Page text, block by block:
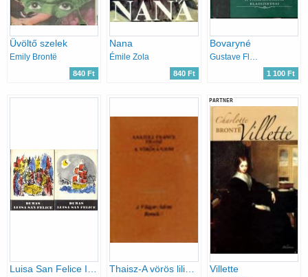
Üvöltő szelek
Emily Brontë
840 Ft
Nana
Émile Zola
840 Ft
Bovaryné
1 100 Ft
Luisa San Felice I-II. Thaisz-A vörös liliom
PARTNER
Villette